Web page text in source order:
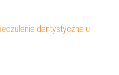
dentystyczne u